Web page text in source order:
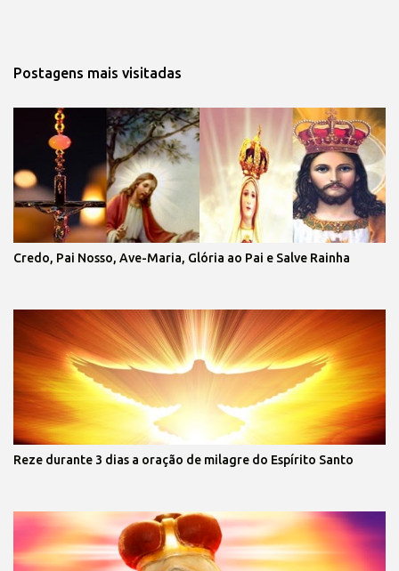
Postagens mais visitadas
Credo, Pai Nosso, Ave-Maria, Glória ao Pai e Salve Rainha
Reze durante 3 dias a oração de milagre do Espírito Santo